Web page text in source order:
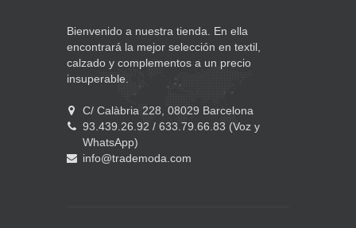
Bienvenido a nuestra tienda. En ella
encontrará la mejor selección en textil,
calzado y complementos a un precio
insuperable.
C/ Calàbria 228, 08029 Barcelona
93.439.26.92 / 633.79.66.83 (Voz y
WhatsApp)
info@trademoda.com